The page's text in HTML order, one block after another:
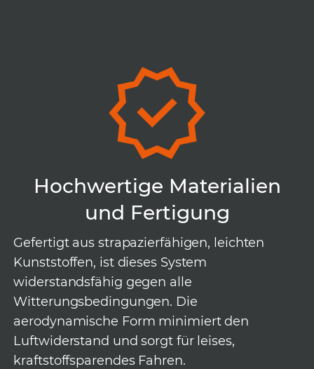
Hochwertige Materialien
und Fertigung
Gefertigt aus strapazierfähigen, leichten
Kunststoffen, ist dieses System
widerstandsfähig gegen alle
Witterungsbedingungen. Die
aerodynamische Form minimiert den
Luftwiderstand und sorgt für leises,
kraftstoffsparendes Fahren.